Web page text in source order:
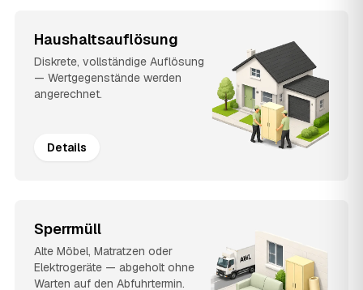
Haushaltsauflösung
Diskrete, vollständige Auflösung
— Wertgegenstände werden
angerechnet.
Details
Sperrmüll
Alte Möbel, Matratzen oder
Elektrogeräte — abgeholt ohne
Warten auf den Abfuhrtermin.